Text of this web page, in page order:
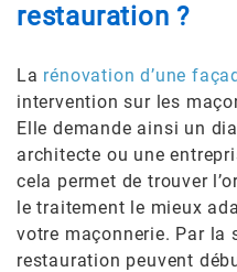
restauration ?
La rénovation d’une
intervention sur les
Elle demande ainsi un
architecte ou une
cela permet de trouver
le traitement le mieux
votre maçonnerie. Par la
restauration peuvent